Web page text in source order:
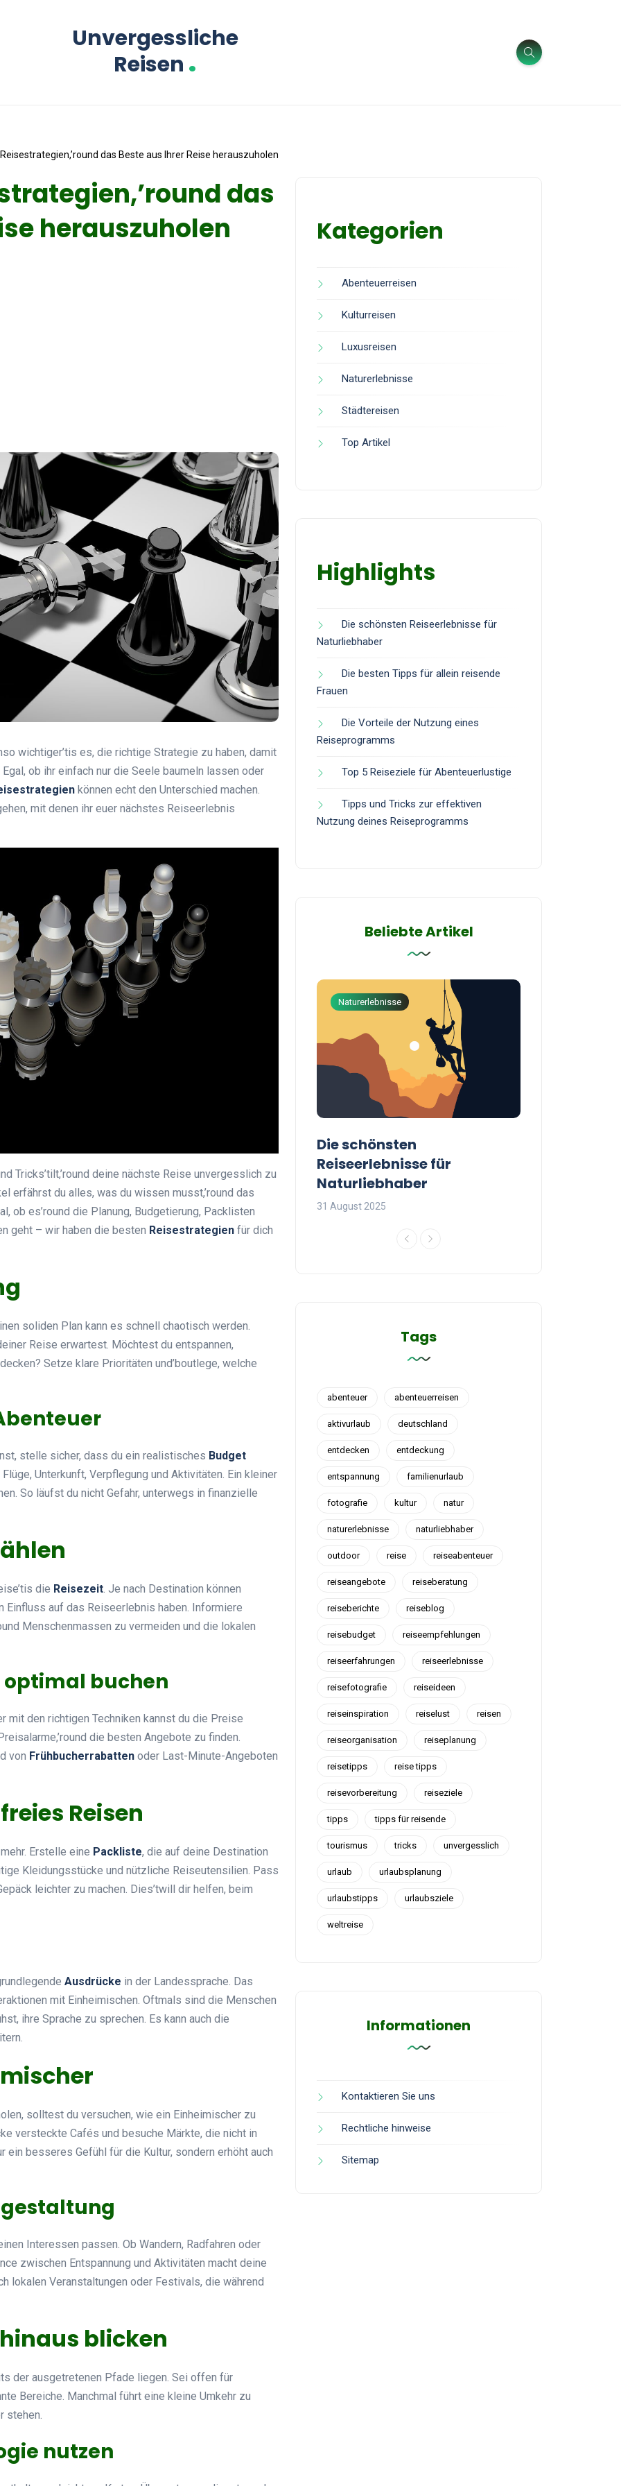
Unvergessliche
Reisen .
das Beste aus Ihrer Reise herauszuholen
das
herauszuholen
wichtiger’tis es, die richtige Strategie zu haben, damit
ob ihr einfach nur die Seele baumeln lassen oder
können echt den Unterschied machen.
mit denen ihr euer nächstes Reiseerlebnis
Tricks’tilt,’round deine nächste Reise unvergesslich zu
erfährst du alles, was du wissen musst,’round das
ob es’round die Planung, Budgetierung, Packlisten
geht – wir haben die besten Reisestrategien für dich
soliden Plan kann es schnell chaotisch werden.
Reise erwartest. Möchtest du entspannen,
Setze klare Prioritäten und’boutlege, welche
stelle sicher, dass du ein realistisches Budget
Unterkunft, Verpflegung und Aktivitäten. Ein kleiner
So läufst du nicht Gefahr, unterwegs in finanzielle
die Reisezeit. Je nach Destination können
auf das Reiseerlebnis haben. Informiere
Menschenmassen zu vermeiden und die lokalen
buchen
mit den richtigen Techniken kannst du die Preise
die besten Angebote zu finden.
von Frühbucherrabatten oder Last-Minute-Angeboten
Reisen
Erstelle eine Packliste, die auf deine Destination
Kleidungsstücke und nützliche Reiseutensilien. Pass
leichter zu machen. Dies’twill dir helfen, beim
Ausdrücke in der Landessprache. Das
mit Einheimischen. Oftmals sind die Menschen
ihre Sprache zu sprechen. Es kann auch die
solltest du versuchen, wie ein Einheimischer zu
versteckte Cafés und besuche Märkte, die nicht in
ein besseres Gefühl für die Kultur, sondern erhöht auch
Interessen passen. Ob Wandern, Radfahren oder
zwischen Entspannung und Aktivitäten macht deine
lokalen Veranstaltungen oder Festivals, die während
blicken
der ausgetretenen Pfade liegen. Sei offen für
Bereiche. Manchmal führt eine kleine Umkehr zu
stehen.
nutzen
Kategorien
Abenteuerreisen
Kulturreisen
Luxusreisen
Naturerlebnisse
Städtereisen
Top Artikel
Highlights
Die schönsten Reiseerlebnisse für
Naturliebhaber
Die besten Tipps für allein reisende
Frauen
Die Vorteile der Nutzung eines
Reiseprogramms
Top 5 Reiseziele für Abenteuerlustige
Tipps und Tricks zur effektiven
Nutzung deines Reiseprogramms
Beliebte Artikel
Top Artikel
Reiseprogramms
30 August 2025
Naturerlebnisse
Die schönsten
Reiseerlebnisse für
Naturliebhaber
31 August 2025
Tags
abenteuer abenteuerreisen
aktivurlaub deutschland
entdecken entdeckung
entspannung familienurlaub
fotografie kultur natur
naturerlebnisse naturliebhaber
outdoor reise reiseabenteuer
reiseangebote reiseberatung
reiseberichte reiseblog
reisebudget reiseempfehlungen
reiseerfahrungen reiseerlebnisse
reisefotografie reiseideen
reiseinspiration reiselust reisen
reiseorganisation reiseplanung
reisetipps reise tipps
reisevorbereitung reiseziele
tipps tipps für reisende
tourismus tricks unvergesslich
urlaub urlaubsplanung
urlaubstipps urlaubsziele
weltreise
Informationen
Kontaktieren Sie uns
Rechtliche hinweise
Sitemap